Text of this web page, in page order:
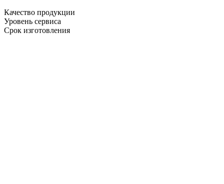
Качество продукции
Уровень сервиса
Срок изготовления